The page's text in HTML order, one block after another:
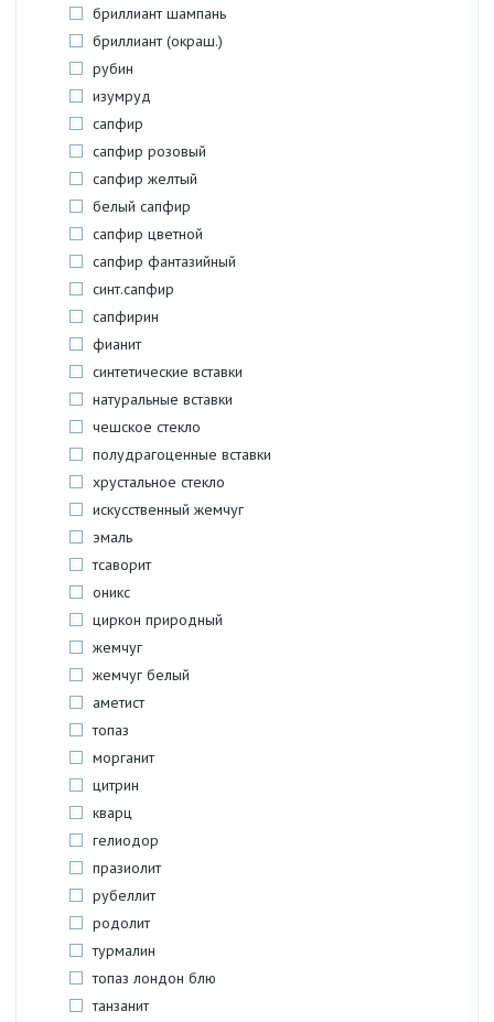
бриллиант шампань
бриллиант (окраш.)
рубин
изумруд
сапфир
сапфир розовый
сапфир желтый
белый сапфир
сапфир цветной
сапфир фантазийный
синт.сапфир
сапфирин
фианит
синтетические вставки
натуральные вставки
чешское стекло
полудрагоценные вставки
хрустальное стекло
искусственный жемчуг
эмаль
тсаворит
оникс
циркон природный
жемчуг
жемчуг белый
аметист
топаз
морганит
цитрин
кварц
гелиодор
празиолит
рубеллит
родолит
турмалин
топаз лондон блю
танзанит